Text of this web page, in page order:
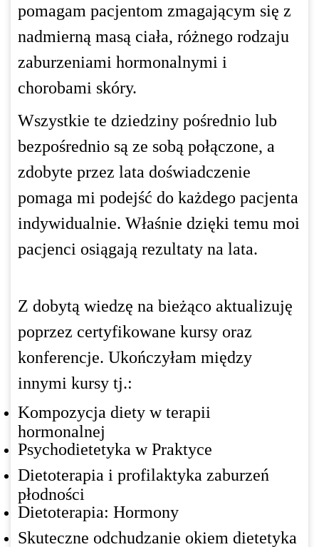
pomagam pacjentom zmagającym się z
nadmierną masą ciała, różnego rodzaju
zaburzeniami hormonalnymi i
chorobami skóry.
Wszystkie te dziedziny pośrednio lub
bezpośrednio są ze sobą połączone, a
zdobyte przez lata doświadczenie
pomaga mi podejść do każdego pacjenta
indywidualnie. Właśnie dzięki temu moi
pacjenci osiągają rezultaty na lata.
Z dobytą wiedzę na bieżąco aktualizuję
poprzez certyfikowane kursy oraz
konferencje. Ukończyłam między
innymi kursy tj.:
Kompozycja diety w terapii
hormonalnej
Psychodietetyka w Praktyce
Dietoterapia i profilaktyka zaburzeń
płodności
Dietoterapia: Hormony
Skuteczne odchudzanie okiem dietetyka